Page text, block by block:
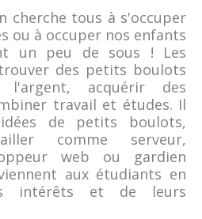
cherche tous à s'occuper
ou à occuper nos enfants
un peu de sous ! Les
des petits boulots
acquérir des
travail et études. Il
de petits boulots,
comme serveur,
web ou gardien
aux étudiants en
intérêts et de leurs